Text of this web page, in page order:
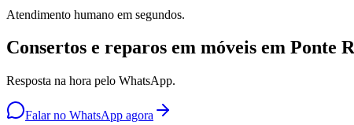
Atendimento humano em segundos.
Consertos e reparos em móveis em Ponte
Resposta na hora pelo WhatsApp.
Falar no WhatsApp agora